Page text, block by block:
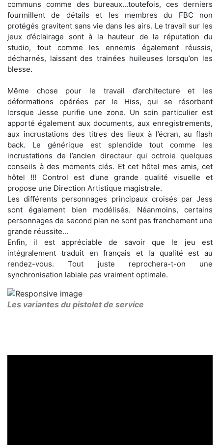
communs comme des bureaux...toutefois, ces derniers
fourmillent de détails et les membres du FBC non
protégés gravitent sans vie dans les airs. Le travail sur les
jeux d’éclairage sont à la hauteur de la réputation du
studio, tout comme les ennemis également réussis,
décharnés, laissant des trainées huileuses lorsqu’on les
blesse.
Même chose pour le travail d’architecture et les
déformations opérées par le Hiss, qui se résorbent
lorsque Jesse purifie une zone. Un soin particulier est
apporté également aux documents, aux enregistrements,
aux incrustations des titres des lieux à l’écran, au flash
back. Le générique est splendide tout comme les
incrustations de l’ancien directeur qui octroie quelques
conseils à des moments clés. Et cet hôtel mes amis, cet
hôtel !!! Control est d’une grande qualité visuelle et
propose une Direction Artistique magistrale.
Les différents personnages principaux croisés par Jess
sont également bien modélisés. Néanmoins, certains
personnages de second plan ne sont pas franchement une
grande réussite...
Enfin, il est appréciable de savoir que le jeu est
intégralement traduit en français et la qualité est au
rendez-vous. Tout juste reprochera-t-on une
synchronisation labiale pas vraiment optimale.
Les variantes du pistolet de service